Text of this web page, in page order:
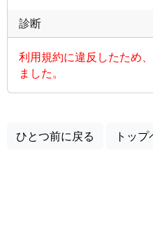
診断
利用規約に違反したため
ました。
ひとつ前に戻る トッ